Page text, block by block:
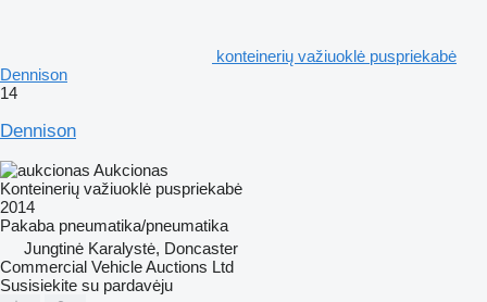
konteinerių važiuoklė puspriekabė
Dennison
14
Dennison
Aukcionas
Konteinerių važiuoklė puspriekabė
2014
Pakaba pneumatika/pneumatika
Jungtinė Karalystė, Doncaster
Commercial Vehicle Auctions Ltd
Susisiekite su pardavėju